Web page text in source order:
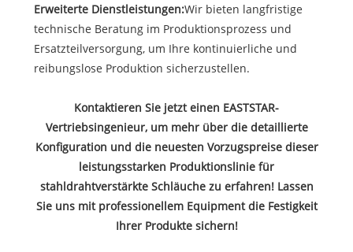
Erweiterte Dienstleistungen:Wir bieten langfristige
technische Beratung im Produktionsprozess und
Ersatzteilversorgung, um Ihre kontinuierliche und
reibungslose Produktion sicherzustellen.
Kontaktieren Sie jetzt einen EASTSTAR-
Vertriebsingenieur, um mehr über die detaillierte
Konfiguration und die neuesten Vorzugspreise dieser
leistungsstarken Produktionslinie für
stahldrahtverstärkte Schläuche zu erfahren! Lassen
Sie uns mit professionellem Equipment die Festigkeit
Ihrer Produkte sichern!